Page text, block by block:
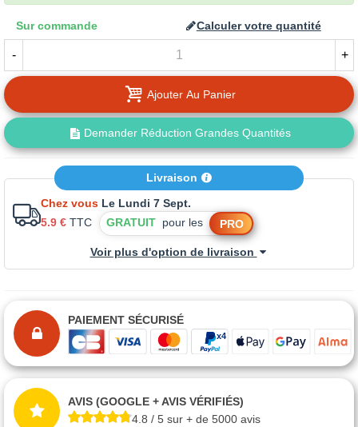
Sur commande Calculer votre quantité
- +
Ajouter Au Panier
Demander Réduction Grandes Quantités
Livraison
Chez vous Le Lundi 7 Sept.
5.9 € TTC GRATUIT pour les PRO
Voir plus d'option de livraison
PAIEMENT SÉCURISÉ
AVIS (GOOGLE + AVIS VÉRIFIÉS)
4.8 / 5 sur + de 5000 avis